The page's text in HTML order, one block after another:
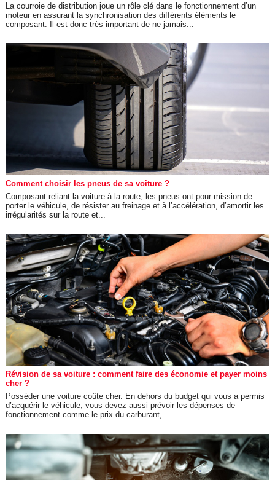
La courroie de distribution joue un rôle clé dans le fonctionnement d’un
moteur en assurant la synchronisation des différents éléments le
composant. Il est donc très important de ne jamais...
Comment choisir les pneus de sa voiture ?
Composant reliant la voiture à la route, les pneus ont pour mission de
porter le véhicule, de résister au freinage et à l’accélération, d’amortir les
irrégularités sur la route et...
Révision de sa voiture : comment faire des économie et payer moins
cher ?
Posséder une voiture coûte cher. En dehors du budget qui vous a permis
d’acquérir le véhicule, vous devez aussi prévoir les dépenses de
fonctionnement comme le prix du carburant,...